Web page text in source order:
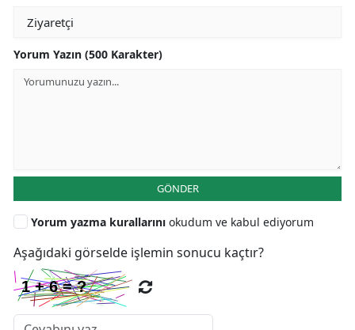
Yorum Yazın (500 Karakter)
GÖNDER
Yorum yazma kurallarını okudum ve kabul ediyorum
Aşağıdaki görselde işlemin sonucu kaçtır?